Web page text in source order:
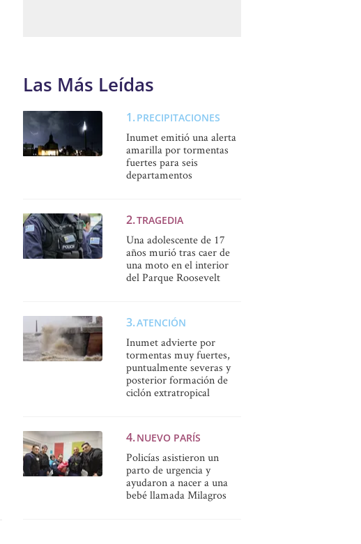
Las Más Leídas
PRECIPITACIONES
Inumet emitió una alerta
amarilla por tormentas
fuertes para seis
departamentos
TRAGEDIA
Una adolescente de 17
años murió tras caer de
una moto en el interior
del Parque Roosevelt
ATENCIÓN
Inumet advierte por
tormentas muy fuertes,
puntualmente severas y
posterior formación de
ciclón extratropical
NUEVO PARÍS
Policías asistieron un
parto de urgencia y
ayudaron a nacer a una
bebé llamada Milagros